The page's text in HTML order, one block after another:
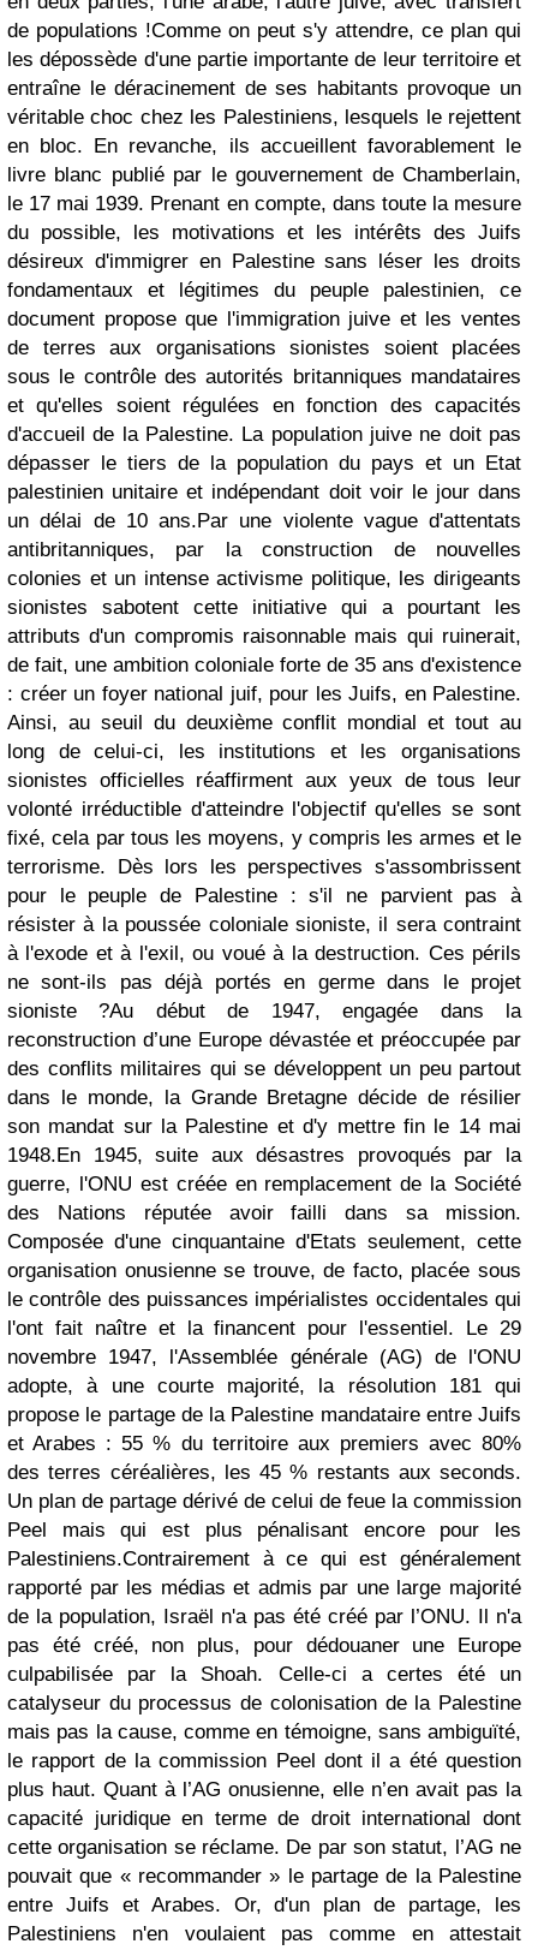
de populations !Comme on peut s'y attendre, ce plan qui
les dépossède d'une partie importante de leur territoire et
entraîne le déracinement de ses habitants provoque un
véritable choc chez les Palestiniens, lesquels le rejettent
en bloc. En revanche, ils accueillent favorablement le
livre blanc publié par le gouvernement de Chamberlain,
le 17 mai 1939. Prenant en compte, dans toute la mesure
du possible, les motivations et les intérêts des Juifs
désireux d'immigrer en Palestine sans léser les droits
fondamentaux et légitimes du peuple palestinien, ce
document propose que l'immigration juive et les ventes
de terres aux organisations sionistes soient placées
sous le contrôle des autorités britanniques mandataires
et qu'elles soient régulées en fonction des capacités
d'accueil de la Palestine. La population juive ne doit pas
dépasser le tiers de la population du pays et un Etat
palestinien unitaire et indépendant doit voir le jour dans
un délai de 10 ans. Par une violente vague d'attentats
antibritanniques, par la construction de nouvelles
colonies et un intense activisme politique, les dirigeants
sionistes sabotent cette initiative qui a pourtant les
attributs d'un compromis raisonnable mais qui ruinerait,
de fait, une ambition coloniale forte de 35 ans d'existence
: créer un foyer national juif, pour les Juifs, en Palestine.
Ainsi, au seuil du deuxième conflit mondial et tout au
long de celui-ci, les institutions et les organisations
sionistes officielles réaffirment aux yeux de tous leur
volonté irréductible d'atteindre l'objectif qu'elles se sont
fixé, cela par tous les moyens, y compris les armes et le
terrorisme. Dès lors les perspectives s'assombrissent
pour le peuple de Palestine : s'il ne parvient pas à
résister à la poussée coloniale sioniste, il sera contraint
à l'exode et à l'exil, ou voué à la destruction. Ces périls
ne sont-ils pas déjà portés en germe dans le projet
sioniste ?Au début de 1947, engagée dans la
reconstruction d’une Europe dévastée et préoccupée par
des conflits militaires qui se développent un peu partout
dans le monde, la Grande Bretagne décide de résilier
son mandat sur la Palestine et d'y mettre fin le 14 mai
1948. En 1945, suite aux désastres provoqués par la
guerre, l'ONU est créée en remplacement de la Société
des Nations réputée avoir failli dans sa mission.
Composée d'une cinquantaine d'Etats seulement, cette
organisation onusienne se trouve, de facto, placée sous
le contrôle des puissances impérialistes occidentales qui
l'ont fait naître et la financent pour l'essentiel. Le 29
novembre 1947, l'Assemblée générale (AG) de l'ONU
adopte, à une courte majorité, la résolution 181 qui
propose le partage de la Palestine mandataire entre Juifs
et Arabes : 55 % du territoire aux premiers avec 80%
des terres céréalières, les 45 % restants aux seconds.
Un plan de partage dérivé de celui de feue la commission
Peel mais qui est plus pénalisant encore pour les
Palestiniens.Contrairement à ce qui est généralement
rapporté par les médias et admis par une large majorité
de la population, Israël n'a pas été créé par l’ONU. Il n'a
pas été créé, non plus, pour dédouaner une Europe
culpabilisée par la Shoah. Celle-ci a certes été un
catalyseur du processus de colonisation de la Palestine
mais pas la cause, comme en témoigne, sans ambiguïté,
le rapport de la commission Peel dont il a été question
plus haut. Quant à l’AG onusienne, elle n’en avait pas la
capacité juridique en terme de droit international dont
cette organisation se réclame. De par son statut, l’AG ne
pouvait que « recommander » le partage de la Palestine
entre Juifs et Arabes. Or, d'un plan de partage, les
Palestiniens n'en voulaient pas comme en attestait